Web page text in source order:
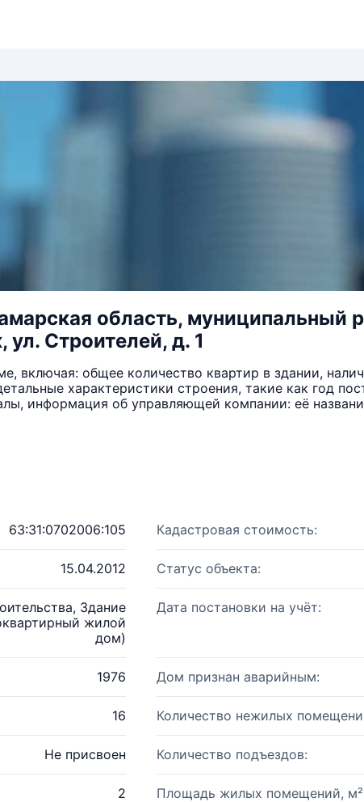
область, муниципальный
ул. Строителей, д. 1
включая: общее количество квартир в здании,
характеристики строения, такие как год
информация об управляющей компании: её
63:31:0702006:105 Кадастровая стоимость:
15.04.2012 Статус объекта:
Здание
жилой
дом)
Дата постановки на учёт:
1976 Дом признан аварийным:
16 Количество нежилых
Не присвоен Количество подъездов:
2 Площадь жилых помещений,